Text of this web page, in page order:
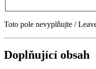
Toto pole nevyplňujte /
Doplňující obsah